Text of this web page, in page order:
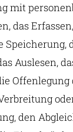
mit
das
Speicherung,
Auslesen,
Offenlegung
den